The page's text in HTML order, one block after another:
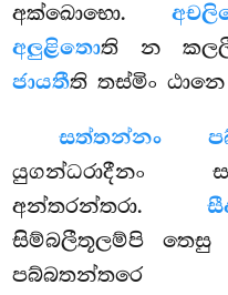
අක්ඛොභො.
අලුළිතොති න
ජායතීති තස්මිං
සත්තන්නං
යුගන්ධරාදීනං
අන්තරන්තරා.
සිම්බලීතූලම්පි තෙසු
පබ්බතන්තරෙ